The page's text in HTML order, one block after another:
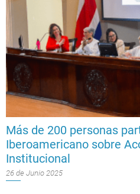
Más de 200 personas
Iberoamericano sobre
Institucional
26 de Junio 2025